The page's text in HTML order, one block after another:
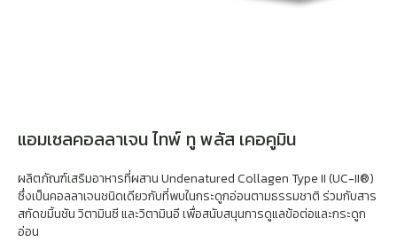
แอมเซลคอลลาเจน ไทพ์ ทู พลัส เคอคูมิน
ผลิตภัณฑ์เสริมอาหารที่ผสาน Undenatured Collagen Type II (UC-II®)
ซึ่งเป็นคอลลาเจนชนิดเดียวกับที่พบในกระดูกอ่อนตามธรรมชาติ ร่วมกับสาร
สกัดขมิ้นชัน วิตามินซี และวิตามินอี เพื่อสนับสนุนการดูแลข้อต่อและกระดูก
อ่อน